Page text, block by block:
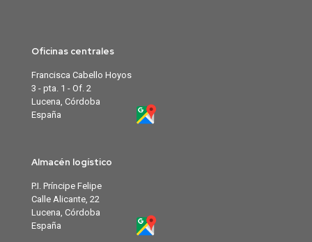
Oficinas centrales
Francisca Cabello Hoyos
3 - pta. 1 - Of. 2
Lucena, Córdoba
España
Almacén logístico
P.I. Príncipe Felipe
Calle Alicante, 22
Lucena, Córdoba
España